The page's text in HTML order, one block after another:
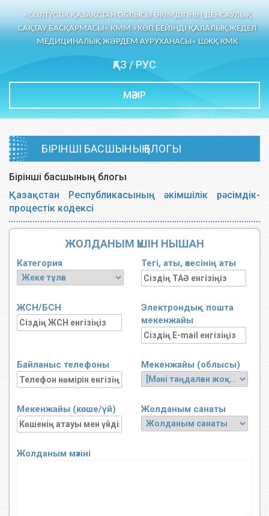
«СОЛТҮСТІК ҚАЗАҚСТАН ОБЛЫСЫ ӘКІМДІГІНІҢ ДЕНСАУЛЫҚ
САҚТАУ БАСҚАРМАСЫ» КММ «КӨП БЕЙІНДІ ҚАЛАЛЫҚ ЖЕДЕЛ
МЕДИЦИНАЛЫҚ ЖӘРДЕМ АУРУХАНАСЫ» ШЖҚ КМК
ҚАЗ/ РУС
МӘЗІР
БІРІНШІ БАСШЫНЫҢ БЛОГЫ
Бірінші басшының блогы
Қазақстан Республикасының әкімшілік рәсімдік-
процестік кодексі
ЖОЛДАНЫМ ҮШІН НЫШАН
Категория Тегі, аты, әкесінің аты
ЖСН/БСН
Электрондық пошта
мекенжайы
Байланыс телефоны Мекенжайы (облысы)
Мекенжайы (көше/үй) Жолданым санаты
Жолданым мәтіні